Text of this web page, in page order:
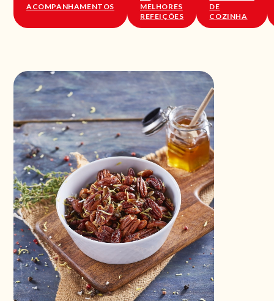
ACOMPANHAMENTOS
MELHORES
REFEIÇÕES
DE
COZINHA